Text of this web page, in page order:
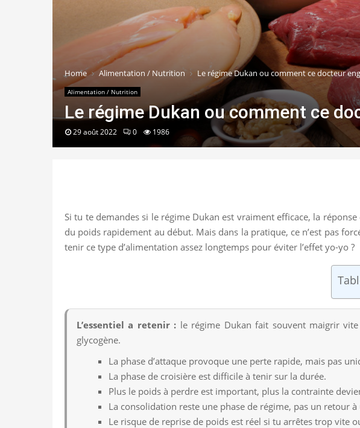
Home Alimentation / Nutrition Le régime Dukan ou comment ce docteur
Alimentation / Nutrition
Le régime Dukan ou comment ce
29 août 2022 0 1986
Si tu te demandes si le régime Dukan est vraiment efficace, la
du poids rapidement au début. Mais dans la pratique, ce n’est pas
tenir ce type d’alimentation assez longtemps pour éviter l’effet yo-yo ?
L’essentiel a retenir : le régime Dukan fait souvent maigrir
glycogène.
La phase d’attaque provoque une perte rapide, mais pas
La phase de croisière est difficile à tenir sur la durée.
Plus le poids à perdre est important, plus la contrainte
La consolidation reste une phase de régime, pas un retour
Le risque de reprise de poids est réel si tu arrêtes trop vite